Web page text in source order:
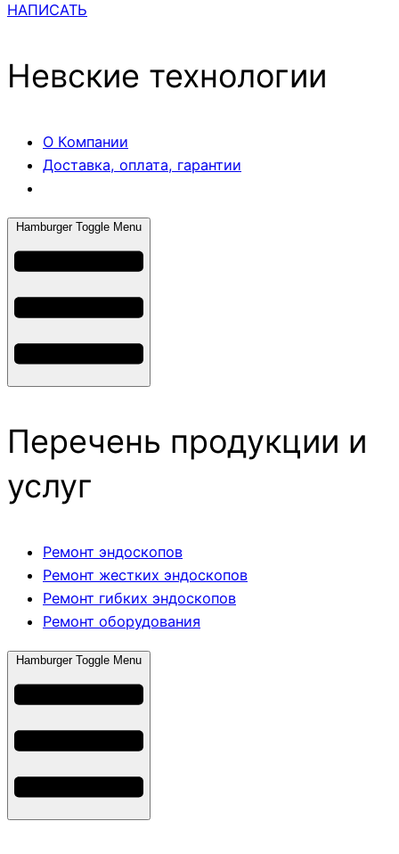
НАПИСАТЬ
Невские технологии
О Компании
Доставка, оплата, гарантии
Hamburger Toggle Menu
Перечень продукции и
услуг
Ремонт эндоскопов
Ремонт жестких эндоскопов
Ремонт гибких эндоскопов
Ремонт оборудования
Hamburger Toggle Menu